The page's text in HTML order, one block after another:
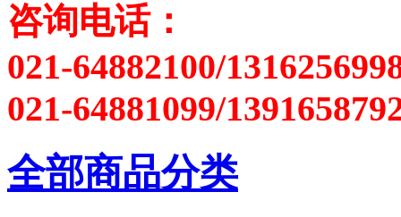
咨询电话：
021-64882100/
021-64881099/
全部商品分类